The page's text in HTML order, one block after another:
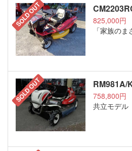
SOLD OUT
825,000円
「家族のま
SOLD OUT RM981A/
758,800円
共立モデル